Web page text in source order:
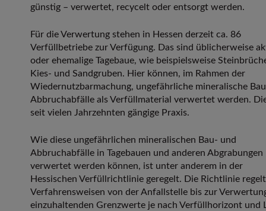
günstig – verwertet, recycelt oder entsorgt werden.
Für die Verwertung stehen in Hessen derzeit ca. 86
Verfüllbetriebe zur Verfügung. Das sind üblicherweise
oder ehemalige Tagebaue, wie beispielsweise
Kies- und Sandgruben. Hier können, im Rahmen der
Wiedernutzbarmachung, ungefährliche mineralische
Abbruchabfälle als Verfüllmaterial verwertet werden.
seit vielen Jahrzehnten gängige Praxis.
Wie diese ungefährlichen mineralischen Bau- und
Abbruchabfälle in Tagebauen und anderen Abgrabungen
verwertet werden können, ist unter anderem in der
Hessischen Verfüllrichtlinie geregelt. Die Richtlinie
Verfahrensweisen von der Anfallstelle bis zur
einzuhaltenden Grenzwerte je nach Verfüllhorizont und